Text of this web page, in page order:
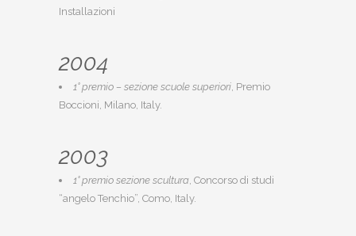
Installazioni
2004
1° premio – sezione scuole superiori, Premio
Boccioni, Milano, Italy.
2003
1° premio sezione scultura, Concorso di studi
“angelo Tenchio”, Como, Italy.